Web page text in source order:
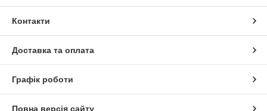
Контакти
Доставка та оплата
Графік роботи
Повна версія сайту